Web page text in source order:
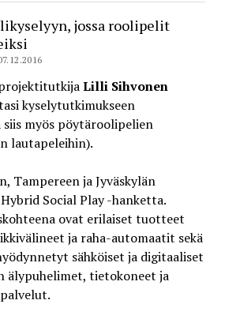
jossa roolipelit
Lilli Sihvonen
kyselytutkimukseen
myös pöytäroolipelien
lautapeleihin).
Tampereen ja Jyväskylän
Social Play -hanketta.
ovat erilaiset tuotteet
ja raha-automaatit sekä
sähköiset ja digitaaliset
älypuhelimet, tietokoneet ja